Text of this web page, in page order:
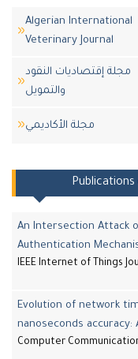
Algerian International
Veterinary Journal
مجلة إقتصاديات النقود
والتمويل
مجلة اﻷكاديمي
Publications
An Intersection Attack
Authentication
IEEE Internet of Things
Evolution of network
nanoseconds accuracy:
Computer